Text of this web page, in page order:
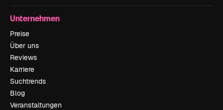
Unternehmen
Preise
Über uns
Reviews
Karriere
Suchtrends
Blog
Veranstaltungen